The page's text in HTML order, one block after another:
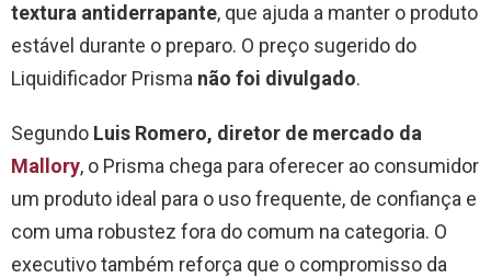
textura antiderrapante, que ajuda a manter o produto
estável durante o preparo. O preço sugerido do
Liquidificador Prisma não foi divulgado.
Segundo Luis Romero, diretor de mercado da
Mallory, o Prisma chega para oferecer ao consumidor
um produto ideal para o uso frequente, de confiança e
com uma robustez fora do comum na categoria. O
executivo também reforça que o compromisso da